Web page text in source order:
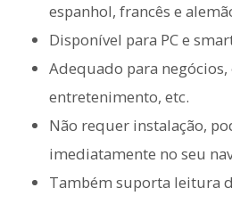
espanhol, francês e
Disponível para PC e
Adequado para negócios,
entretenimento, etc.
Não requer instalação,
imediatamente no seu
Também suporta leitura